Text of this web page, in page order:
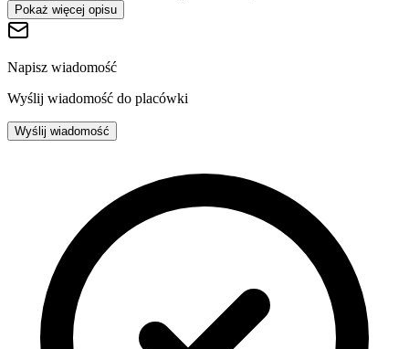
Pokaż więcej opisu
Napisz wiadomość
Wyślij wiadomość do placówki
Wyślij wiadomość